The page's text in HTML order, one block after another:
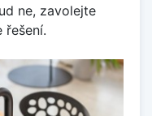
ne, zavolejte
řešení.